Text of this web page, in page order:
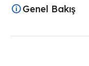
Genel Bakış